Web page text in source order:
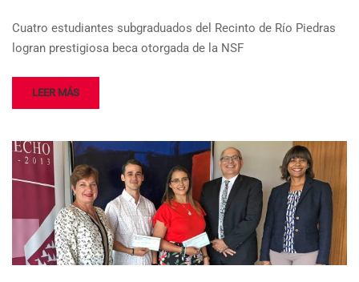
Cuatro estudiantes subgraduados del Recinto de Río Piedras
logran prestigiosa beca otorgada de la NSF
LEER MÁS